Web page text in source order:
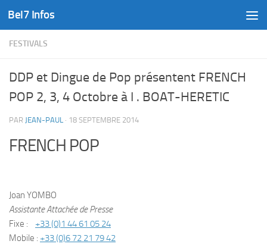
Skip to content
Bel7 Infos
FESTIVALS
DDP et Dingue de Pop présentent FRENCH
POP 2, 3, 4 Octobre à I . BOAT-HERETIC
PAR JEAN-PAUL · 18 SEPTEMBRE 2014
FRENCH POP
Joan YOMBO
Assistante Attachée de Presse
Fixe : +33 (0)1 44 61 05 24
Mobile : +33 (0)6 72 21 79 42